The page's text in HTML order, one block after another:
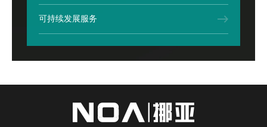
可持续发展服务